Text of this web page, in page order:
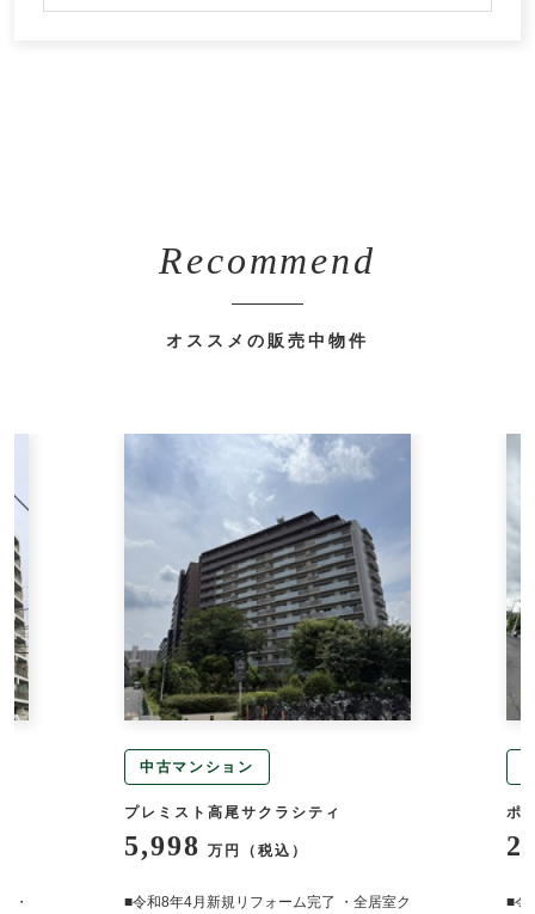
Recommend
オススメの販売中物件
・
中古マンション
プレミスト高尾サクラシティ
5,998 万円（税込）
■令和8年4月新規リフォーム完了 ・全居室ク
ポ
■令